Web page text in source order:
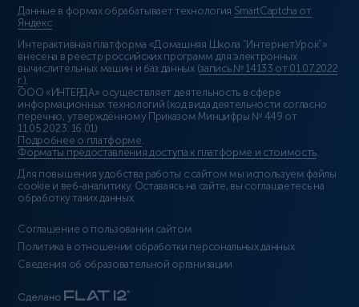
Данные в формах обрабатывает технология SmartCaptcha от
Яндекс
Интерактивная платформа «Домашняя Школа “ИнтернетУрок”»
внесена в реестр российских программ для электронных
вычислительных машин и баз данных (запись № 14133 от 01.07.2022
г.).
ООО «ИНТЕРДА» осуществляет деятельность в сфере
информационных технологий (код вида деятельности согласно
перечню, утверждённому Приказом Минцифры № 449 от
11.05.2023: 16.01)
Подробнее о платформе.
Форматы предоставления доступа к платформе и стоимость.
Для повышения удобства работы с сайтом мы используем файлы
cookie и веб-аналитику. Оставаясь на сайте, вы соглашаетесь на
обработку таких данных.
Соглашение о пользовании сайтом
Политика в отношении обработки персональных данных
Сведения об образовательной организации